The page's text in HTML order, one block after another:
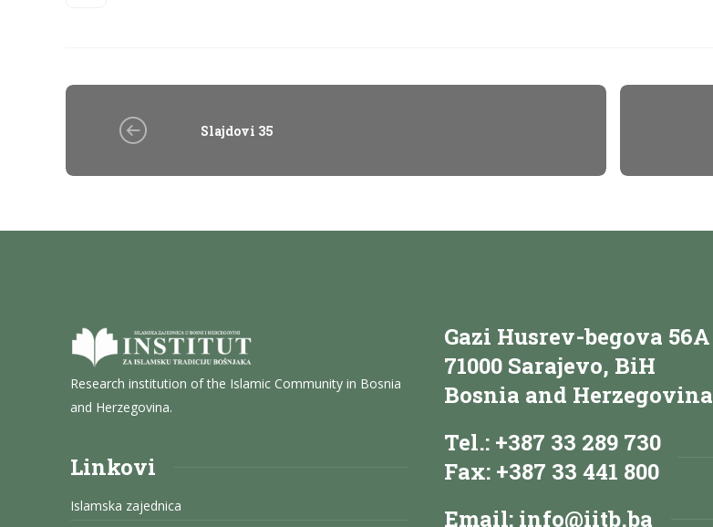
Slajdovi 35
Research institution of the Islamic Community in Bosnia
and Herzegovina.
Linkovi
Islamska zajednica
Gazi Husrev-begova 56A
71000 Sarajevo, BiH
Bosnia and Herzegovina
Tel.: +387 33 289 730
Fax: +387 33 441 800
Email: info@iitb.ba